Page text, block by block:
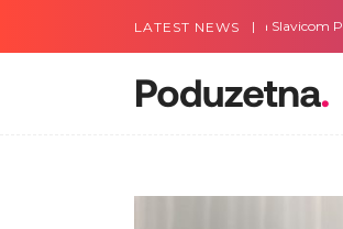
LATEST NEWS
Gdje god da smo sa Slavicom Pilipović